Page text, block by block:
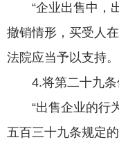
“企业出售中，出
撤销情形，买受人
法院应当予以支持。
4.将第二十九条
“出售企业的行为
五百三十九条规定